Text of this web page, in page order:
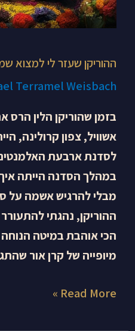
ההוריקן שעזר לי למצוא
Terramel Weisbach
בזמן שהוריקן הלין
אשוויל, צפון קרולינה,
לסדנת ארבעת
במהלך הסדנה הייתה
מבלי להרגיש אשמה על
ההוריקן, נהגתי
הכי אוהבת במיטה הנוחה
מיופייה של קרן אור
Read More »